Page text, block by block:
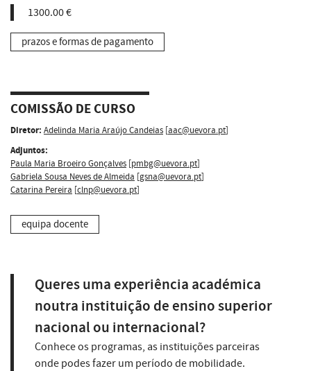
1300.00 €
prazos e formas de pagamento
COMISSÃO DE CURSO
Diretor: Adelinda Maria Araújo Candeias [aac@uevora.pt]
Adjuntos:
Paula Maria Broeiro Gonçalves [pmbg@uevora.pt]
Gabriela Sousa Neves de Almeida [gsna@uevora.pt]
Catarina Pereira [clnp@uevora.pt]
equipa docente
Queres uma experiência académica
noutra instituição de ensino superior
nacional ou internacional?
Conhece os programas, as instituições parceiras
onde podes fazer um período de mobilidade.